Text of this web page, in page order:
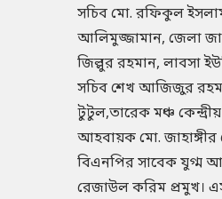
সচিব মো. রফিকুল
আলিমুজ্জামান, জেলা
জিল্লুর রহমান, লাবসা
সচিব শেখ আজিজুর
টুটুল,তারেক মঞ্চ
আহবায়ক মো. জাহাঙ্গীর
বিএনপির সাবেক যুগ্ম
রেজাউল করিম প্রমুখ।